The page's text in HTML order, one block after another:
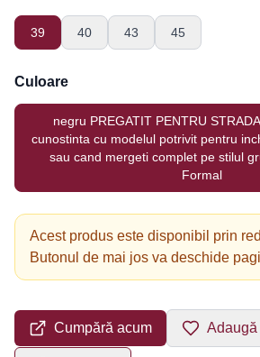
39 40 43 45
Culoare
negru PREGATIT PENTRU
cunostinta cu modelul potrivit pentru
sau cand mergeti complet pe stilul
Formal
Acest produs este disponibil prin
Butonul de mai jos va deschide
Cumpără acum Adaugă